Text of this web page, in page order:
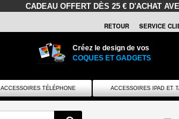
CADEAU OFFERT DÈS 25 € D'ACHAT
RETOUR SERVICE
Créez le design de vos
COQUES ET GADGETS
ACCESSOIRES TÉLÉPHONE ACCESSOIRES IPAD ET